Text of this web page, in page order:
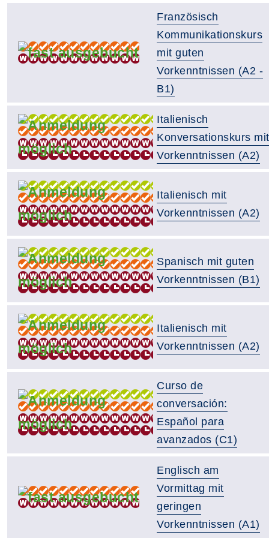
Französisch
Kommunikationskurs
mit guten
Vorkenntnissen (A2 -
B1)
Italienisch
Konversationskurs mit
Vorkenntnissen (A2)
Italienisch mit
Vorkenntnissen (A2)
Spanisch mit guten
Vorkenntnissen (B1)
Italienisch mit
Vorkenntnissen (A2)
Curso de
conversación:
Español para
avanzados (C1)
Englisch am
Vormittag mit
geringen
Vorkenntnissen (A1)